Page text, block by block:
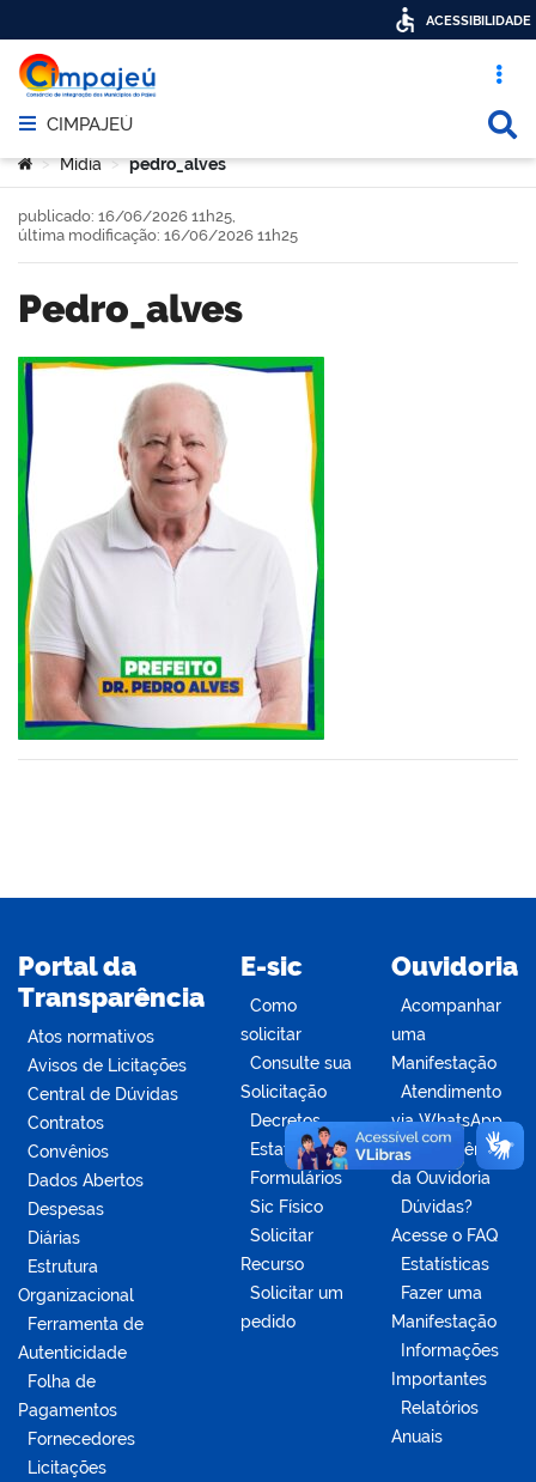
Acesso
Abrir menu principal de navegação
CIMPAJEÚ
Você está aqui:
> Mídia > pedro_alves
pedro_alves
publicado: 16/06/2026 11h25,
última modificação: 16/06/2026 11h25
Portal da
Transparência
Atos normativos
Avisos de Licitações
Central de Dúvidas
Contratos
Convênios
Dados Abertos
Despesas
Diárias
Estrutura
Organizacional
Ferramenta de
Autenticidade
Folha de
Pagamentos
Fornecedores
Licitações
E-sic
Como
solicitar
Consulte sua
Solicitação
Decretos
Estatísticas
Formulários
Sic Físico
Solicitar
Recurso
Solicitar um
pedido
Ouvidoria
Acompanhar
uma
Manifestação
Atendimento
via WhatsApp
Competências
da Ouvidoria
Dúvidas?
Acesse o FAQ
Estatísticas
Fazer uma
Manifestação
Informações
Importantes
Relatórios
Anuais
ACESSIBILIDADE